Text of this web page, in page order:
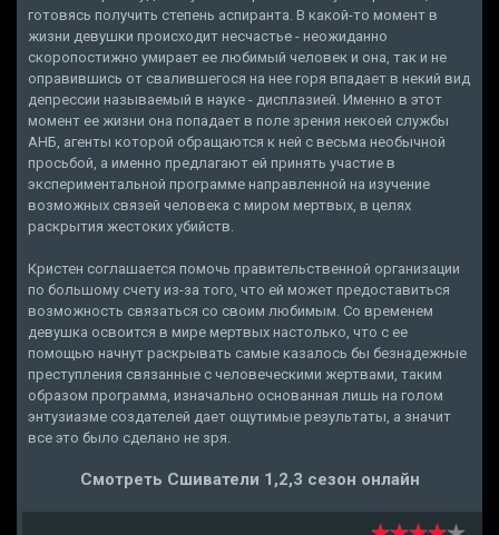
готовясь получить степень аспиранта. В какой-то момент в
жизни девушки происходит несчастье - неожиданно
скоропостижно умирает ее любимый человек и она, так и не
оправившись от свалившегося на нее горя впадает в некий вид
депрессии называемый в науке - дисплазией. Именно в этот
момент ее жизни она попадает в поле зрения некоей службы
АНБ, агенты которой обращаются к ней с весьма необычной
просьбой, а именно предлагают ей принять участие в
экспериментальной программе направленной на изучение
возможных связей человека с миром мертвых, в целях
раскрытия жестоких убийств.
Кристен соглашается помочь правительственной организации
по большому счету из-за того, что ей может предоставиться
возможность связаться со своим любимым. Со временем
девушка освоится в мире мертвых настолько, что с ее
помощью начнут раскрывать самые казалось бы безнадежные
преступления связанные с человеческими жертвами, таким
образом программа, изначально основанная лишь на голом
энтузиазме создателей дает ощутимые результаты, а значит
все это было сделано не зря.
Смотреть Сшиватели 1,2,3 сезон онлайн